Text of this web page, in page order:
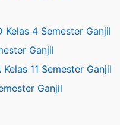
Kelas 4 Semester Ganjil
Ganjil
11 Semester Ganjil
Ganjil